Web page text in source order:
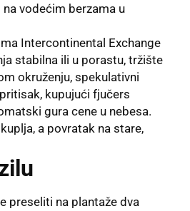
vodećim berzama u
Intercontinental Exchange
stabilna ili u porastu, tržište
okruženju, spekulativni
kupujući fjučers
gura cene u nebesa.
a povratak na stare,
preseliti na plantaže dva